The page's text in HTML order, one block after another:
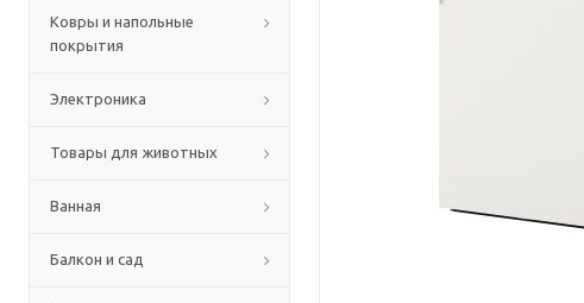
Ковры и напольные
покрытия
Электроника
Товары для животных
Ванная
Балкон и сад